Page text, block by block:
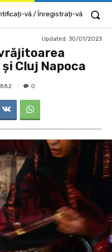
vă / Înregistrați-vă
Updated: 30/01/2023
Cluj Napoca
882 0